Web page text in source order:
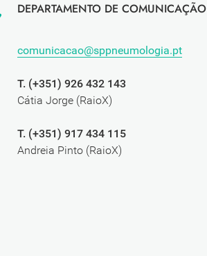
DEPARTAMENTO DE COMUNICAÇÃO
comunicacao@sppneumologia.pt
T. (+351) 926 432 143
Cátia Jorge (RaioX)
T. (+351) 917 434 115
Andreia Pinto (RaioX)